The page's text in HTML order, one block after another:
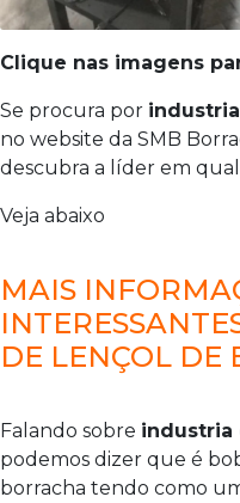
Clique nas imagens
Se procura por
no website da SMB
descubra a líder em
Veja abaixo
MAIS
DE LENÇOL DE
Falando sobre industria
podemos dizer que é
borracha tendo como